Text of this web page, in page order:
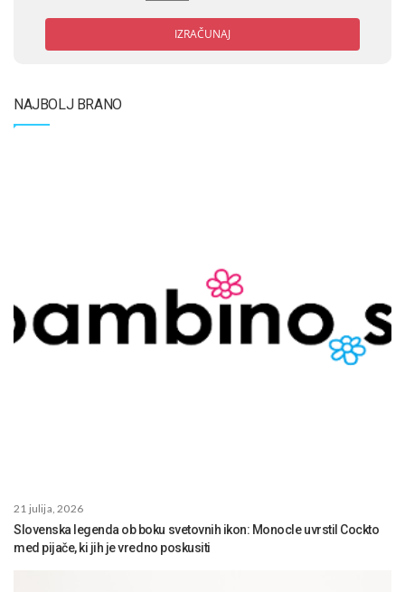
IZRAČUNAJ
NAJBOLJ BRANO
21 julija, 2026
Slovenska legenda ob boku svetovnih ikon: Monocle uvrstil Cockto
med pijače, ki jih je vredno poskusiti